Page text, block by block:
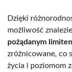
Dzięki
możliwość
pożądanym
zróżnicowane, co
życia i poziomom